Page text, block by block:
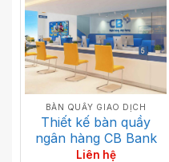
BÀN QUẦY GIAO DỊCH
Thiết kế bàn quầy
ngân hàng CB Bank
Liên hệ